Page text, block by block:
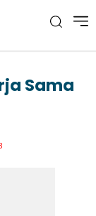
Sama